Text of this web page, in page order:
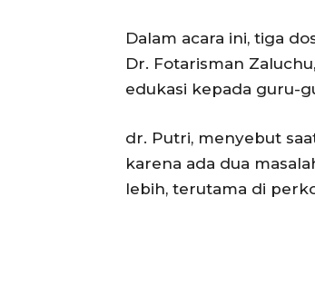
Dalam acara ini, tiga
Dr. Fotarisman
edukasi kepada guru-
dr. Putri, menyebut
karena ada dua
lebih, terutama di